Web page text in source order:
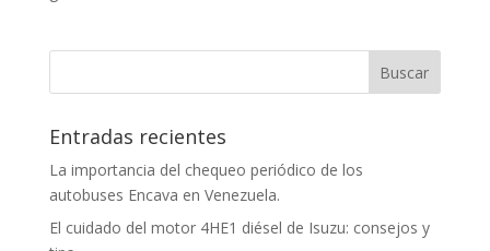
Entradas recientes
La importancia del chequeo periódico de los
autobuses Encava en Venezuela.
El cuidado del motor 4HE1 diésel de Isuzu: consejos y